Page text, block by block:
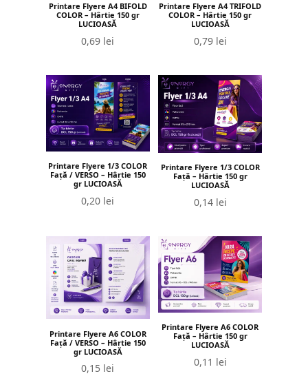
Printare Flyere A4 BIFOLD
COLOR – Hârtie 150 gr
LUCIOASĂ
0,69 lei
Printare Flyere A4 TRIFOLD
COLOR – Hârtie 150 gr
LUCIOASĂ
0,79 lei
Printare Flyere 1/3 COLOR
Față / VERSO – Hârtie 150
gr LUCIOASĂ
0,20 lei
Printare Flyere 1/3 COLOR
Față – Hârtie 150 gr
LUCIOASĂ
0,14 lei
Printare Flyere A6 COLOR
Față / VERSO – Hârtie 150
gr LUCIOASĂ
0,15 lei
Printare Flyere A6 COLOR
Față – Hârtie 150 gr
LUCIOASĂ
0,11 lei